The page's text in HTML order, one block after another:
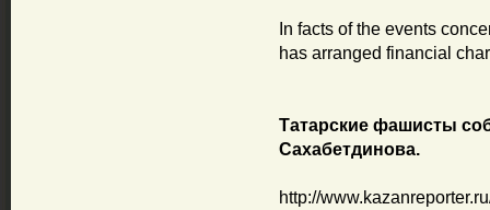
In facts of the events
has arranged financial
Татарские фашисты
Сахабетдинова.
http://